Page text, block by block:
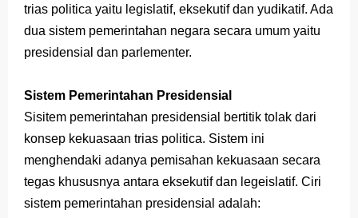
Bocoran 150 Bank Soal Dasar OSN Geografi 2026 Part 1 [Wajib Baca]
Bencana Banjir Bandang di Sumatra Salah Manusia
50 Latihan Prediksi Soal TKA Sosiologi 2025 + Kunci
Prediksi Soal TKA Geografi Topik Konsep Geografi + Kunci
Latihan Soal TKA Geografi 2025 Topik Analisa Informasi Geospasial
STOP Belajar Geografi Pakai Cara Lama! 😤 TKA 2025 Beda Level. Kuasai 150 Bank Soal HOTS Sekarang!
trias politica yaitu legislatif, eksekutif dan yudikatif. Ada
dua sistem pemerintahan negara secara umum yaitu
presidensial dan parlementer.
Sistem Pemerintahan Presidensial
Sisitem pemerintahan presidensial bertitik tolak dari
konsep kekuasaan trias politica. Sistem ini
menghendaki adanya pemisahan kekuasaan secara
tegas khususnya antara eksekutif dan legeislatif. Ciri
sistem pemerintahan presidensial adalah: